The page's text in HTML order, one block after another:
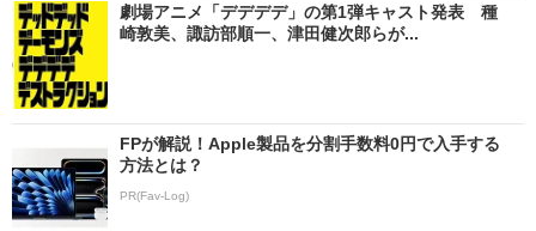
劇場アニメ「デデデデ」の第1弾キャスト発表 種
崎敦美、諏訪部順一、津田健次郎らが...
FPが解説！Apple製品を分割手数料0円で入手する
方法とは？
PR(Fav-Log)